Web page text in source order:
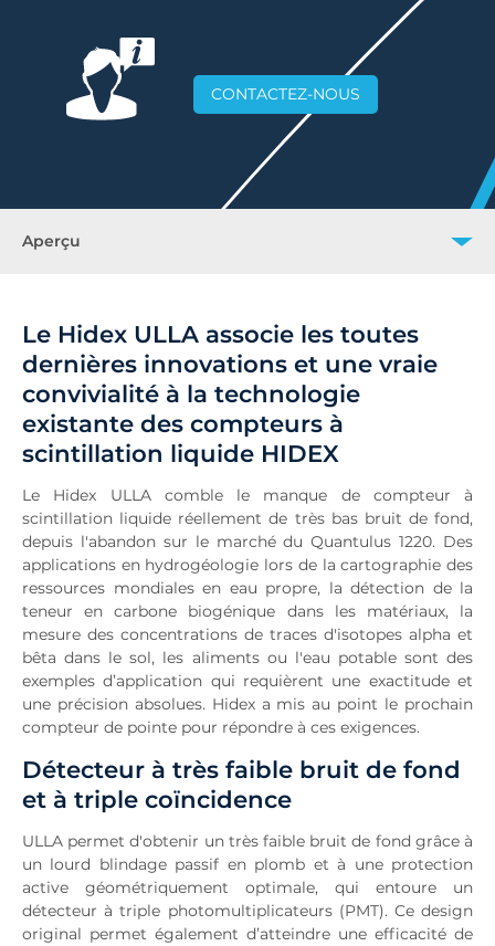
CONTACTEZ-NOUS
Aperçu
Caractéristiques
Téléchargements
Demande
Nouvelles connexes
Le Hidex ULLA associe les toutes
dernières innovations et une vraie
convivialité à la technologie
existante des compteurs à
scintillation liquide HIDEX
Le Hidex ULLA comble le manque de compteur à
scintillation liquide réellement de très bas bruit de fond,
depuis l'abandon sur le marché du Quantulus 1220. Des
applications en hydrogéologie lors de la cartographie des
ressources mondiales en eau propre, la détection de la
teneur en carbone biogénique dans les matériaux, la
mesure des concentrations de traces d'isotopes alpha et
bêta dans le sol, les aliments ou l'eau potable sont des
exemples d’application qui requièrent une exactitude et
une précision absolues. Hidex a mis au point le prochain
compteur de pointe pour répondre à ces exigences.
Détecteur à très faible bruit de fond
et à triple coïncidence
ULLA permet d'obtenir un très faible bruit de fond grâce à
un lourd blindage passif en plomb et à une protection
active géométriquement optimale, qui entoure un
détecteur à triple photomultiplicateurs (PMT). Ce design
original permet également d’atteindre une efficacité de